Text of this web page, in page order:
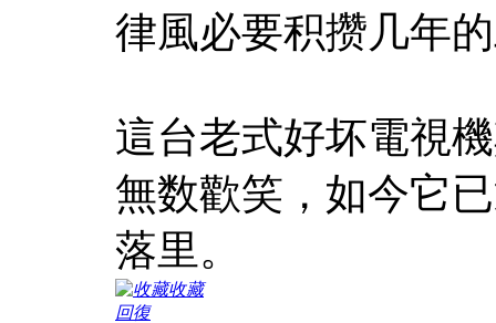
律風必要积攒几年
這台老式好坏電視
無数歡笑，如今它
落里。
收藏
回復